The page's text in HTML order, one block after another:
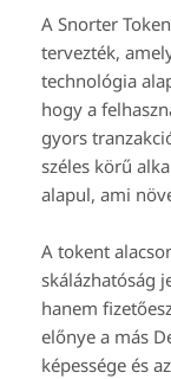
A Snorter
tervezték,
technológia
hogy a
gyors
széles körű
alapul, ami
A tokent
skálázhatóság
hanem
előnye a más
képessége és